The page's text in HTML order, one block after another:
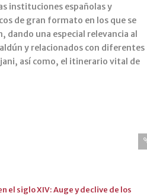
instituciones españolas y
de gran formato en los que se
dando una especial relevancia al
y relacionados con diferentes
así como, el itinerario vital de
el siglo XIV: Auge y declive de los